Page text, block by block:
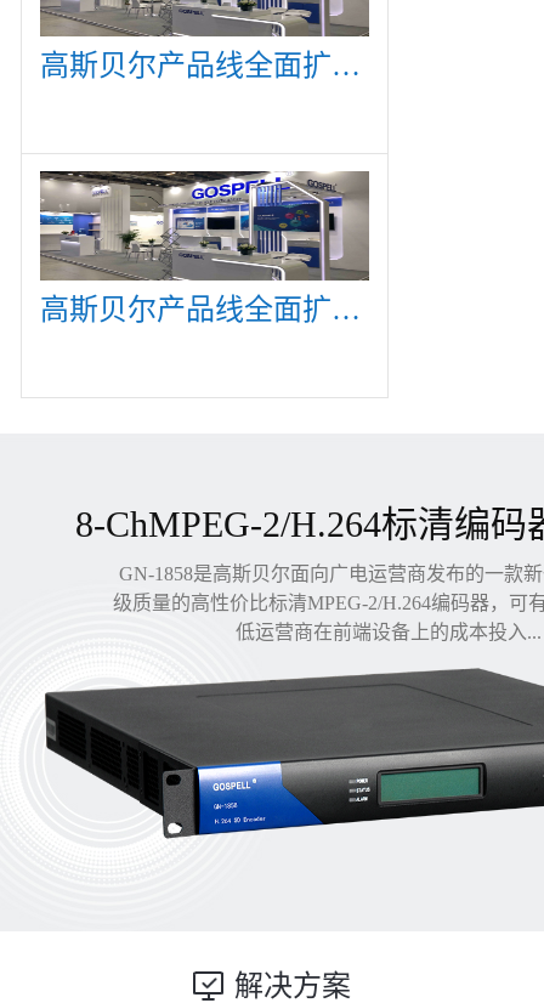
高斯贝尔产品线全面扩展，众多新产品亮相CommunicAsia 2019
高斯贝尔产品线全面扩展，众多新产品亮相CommunicAsia 2019
8-ChMPEG-2/H.264标清编码
GN-1858是高斯贝尔面向广电运营商发布的一款
级质量的高性价比标清MPEG-2/H.264编码器，可
低运营商在前端设备上的成本投入...
解决方案